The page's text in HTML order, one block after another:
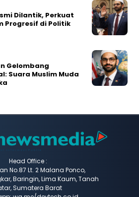
Dilantik, Perkuat
Progresif di Politik
Gelombang
Suara Muslim Muda
Head Office :
No.87 Lt. 2 Malana Ponco,
Baringin, Lima Kaum, Tanah
Sumatera Barat